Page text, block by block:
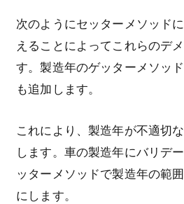
次のようにセッターメソッド
えることによってこれらのデ
す。製造年のゲッターメソッ
も追加します。
これにより、製造年が不適切
します。車の製造年にバリデ
ッターメソッドで製造年の範
にします。